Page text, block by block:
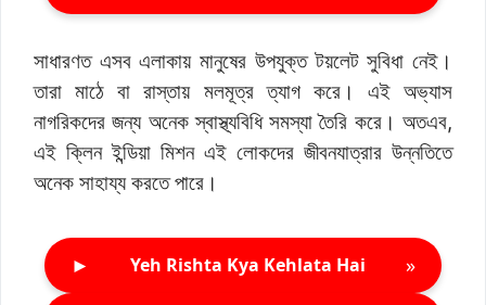
সাধারণত এসব এলাকায় মানুষের উপযুক্ত টয়লেট সুবিধা নেই।
তারা মাঠে বা রাস্তায় মলমূত্র ত্যাগ করে। এই অভ্যাস
নাগরিকদের জন্য অনেক স্বাস্থ্যবিধি সমস্যা তৈরি করে। অতএব,
এই ক্লিন ইন্ডিয়া মিশন এই লোকদের জীবনযাত্রার উন্নতিতে
অনেক সাহায্য করতে পারে।
► Yeh Rishta Kya Kehlata Hai »